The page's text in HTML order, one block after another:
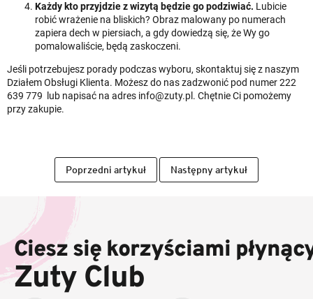
Każdy kto przyjdzie z wizytą będzie go podziwiać. Lubicie
robić wrażenie na bliskich? Obraz malowany po numerach
zapiera dech w piersiach, a gdy dowiedzą się, że Wy go
pomalowaliście, będą zaskoczeni.
Jeśli potrzebujesz porady podczas wyboru, skontaktuj się z naszym
Działem Obsługi Klienta. Możesz do nas zadzwonić pod numer 222
639 779
lub napisać na adres info@zuty.pl. Chętnie Ci pomożemy
przy zakupie.
Poprzedni artykuł Następny artykuł
p
k
a
Ciesz się korzyściami
Zuty Club